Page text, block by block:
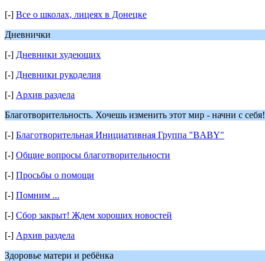
[-] Все о школах, лицеях в Донецке
Дневнички
[-] Дневники худеющих
[-] Дневники рукоделия
[-] Архив раздела
Благотворительность. Хочешь изменить этот мир - начни с себя!
[-] Благотворительная Инициативная Группа "BABY"
[-] Общие вопросы благотворительности
[-] Просьбы о помощи
[-] Помним ...
[-] Сбор закрыт! Ждем хороших новостей
[-] Архив раздела
Здоровье матери и ребёнка